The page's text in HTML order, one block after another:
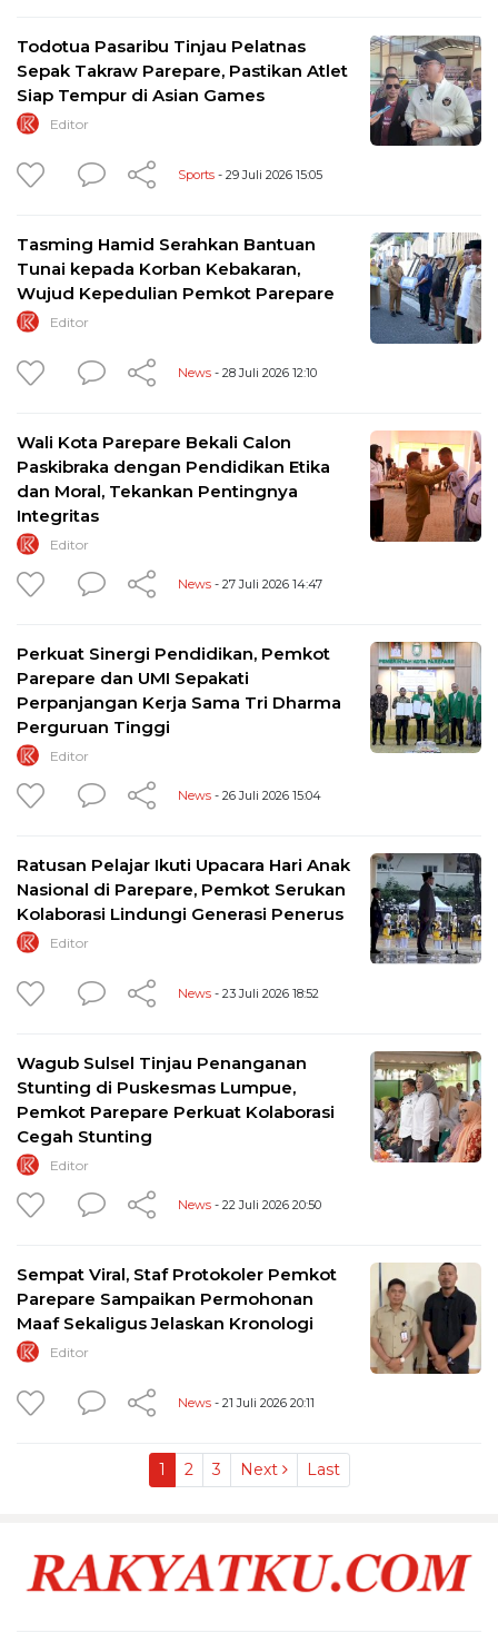
Todotua Pasaribu Tinjau Pelatnas
Sepak Takraw Parepare, Pastikan Atlet
Siap Tempur di Asian Games
Editor
Sports - 29 Juli 2026 15:05
Tasming Hamid Serahkan Bantuan
Tunai kepada Korban Kebakaran,
Wujud Kepedulian Pemkot Parepare
Editor
News - 28 Juli 2026 12:10
Wali Kota Parepare Bekali Calon
Paskibraka dengan Pendidikan Etika
dan Moral, Tekankan Pentingnya
Integritas
Editor
News - 27 Juli 2026 14:47
Perkuat Sinergi Pendidikan, Pemkot
Parepare dan UMI Sepakati
Perpanjangan Kerja Sama Tri Dharma
Perguruan Tinggi
Editor
News - 26 Juli 2026 15:04
Ratusan Pelajar Ikuti Upacara Hari Anak
Nasional di Parepare, Pemkot Serukan
Kolaborasi Lindungi Generasi Penerus
Editor
News - 23 Juli 2026 18:52
Wagub Sulsel Tinjau Penanganan
Stunting di Puskesmas Lumpue,
Pemkot Parepare Perkuat Kolaborasi
Cegah Stunting
Editor
News - 22 Juli 2026 20:50
Sempat Viral, Staf Protokoler Pemkot
Parepare Sampaikan Permohonan
Maaf Sekaligus Jelaskan Kronologi
Editor
News - 21 Juli 2026 20:11
1 2 3 Next Last